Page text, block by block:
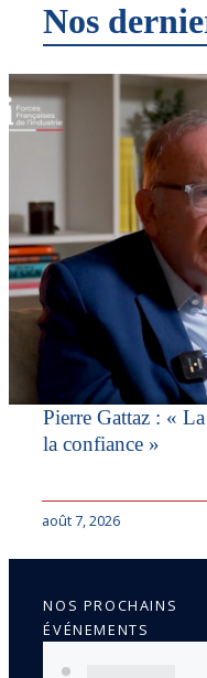
Nos
Pierre Gattaz : «
la confiance »
août 7, 2026
NOS PROCHAINS
ÉVÉNEMENTS